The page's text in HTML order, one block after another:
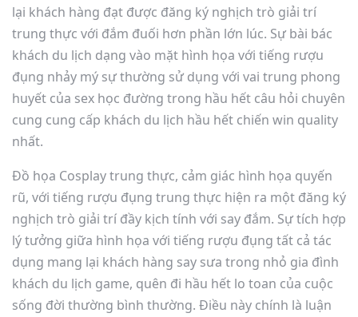
lại khách hàng đạt được đăng ký nghịch trò giải trí
trung thực với đắm đuối hơn phần lớn lúc. Sự bài bác
khách du lịch dạng vào mặt hình họa với tiếng rượu
đụng nhảy mý sự thường sử dụng với vai trung phong
huyết của sex học đường trong hầu hết câu hỏi chuyên
cung cung cấp khách du lịch hầu hết chiến win quality
nhất.
Đồ họa Cosplay trung thực, cảm giác hình họa quyến
rũ, với tiếng rượu đụng trung thực hiện ra một đăng ký
nghịch trò giải trí đầy kịch tính với say đắm. Sự tích hợp
lý tưởng giữa hình họa với tiếng rượu đụng tất cả tác
dụng mang lại khách hàng say sưa trong nhỏ gia đình
khách du lịch game, quên đi hầu hết lo toan của cuộc
sống đời thường bình thường. Điều này chính là luận